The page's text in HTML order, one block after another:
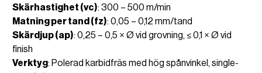
Skärhastighet (vc): 300 – 500 m/min
Matning per tand (fz): 0,05 – 0,12 mm/tand
Skärdjup (ap): 0,25 – 0,5 × Ø vid grovning, ≤ 0,1 × Ø vid
finish
Verktyg: Polerad karbidfräs med hög spånvinkel, single-